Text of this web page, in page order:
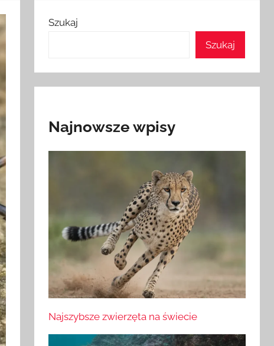
Szukaj
Szukaj
Najnowsze wpisy
Najszybsze zwierzęta na świecie